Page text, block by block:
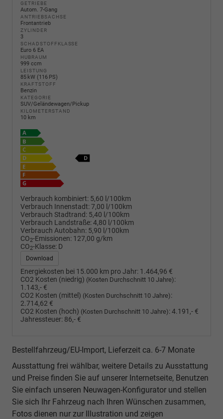
GETRIEBE
Autom. 7-Gang
ANTRIEBSACHSE
Frontantrieb
ZYLINDER
3
SCHADSTOFFKLASSE
Euro 6 EA
HUBRAUM
999 ccm
LEISTUNG
85 kW (116 PS)
KRAFTSTOFF
Benzin
KATEGORIE
SUV/Geländewagen/Pickup
KILOMETERSTAND
10 km
Verbrauch kombiniert: 5,60 l/100km
Verbrauch Innenstadt:7,00 l/100km
Verbrauch Stadtrand: 5,40 l/100km
Verbrauch Landstraße:4,80 l/100km
Verbrauch Autobahn: 5,90 l/100km
CO2-Emissionen: 127,00 g/km
CO2-Klasse: D
Download
Energiekosten bei 15.000 km pro Jahr: 1.464,96 €
CO2 Kosten (niedrig) (Kosten Durchschnitt 10 Jahre):
1.143,- €
CO2 Kosten (mittel) (Kosten Durchschnitt 10 Jahre):
2.714,62 €
CO2 Kosten (hoch) (Kosten Durchschnitt 10 Jahre):4.191,- €
Jahressteuer: 86,- €
Bestellfahrzeug/EU-Import, Lieferzeit ca. 6-7 Monate
Ausstattung frei wählbar, weitere Details zu Ausstattung
und Preise finden Sie auf unserer Internetseite, Benutzen
Sie einfach unseren Neuwagen-Konfigurator und stellen
Sie sich Ihr Fahrzeug nach Ihren Wünschen zusammen,
Fotos dienen nur zur Illustration und zeigen